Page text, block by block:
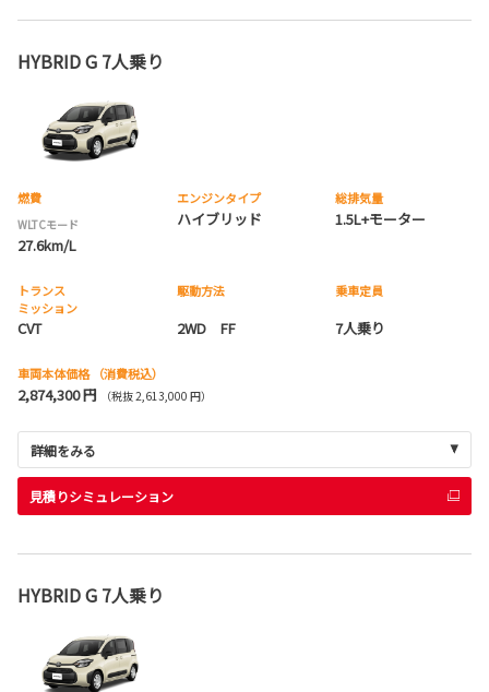
HYBRID G 7人乗り
燃費
WLTCモード
27.6km/L
エンジンタイプ
ハイブリッド
総排気量
1.5L+モーター
トランス
ミッション
CVT
駆動方法
2WD FF
乗車定員
7人乗り
車両本体価格 （消費税込）
2,874,300 円 （税抜 2,613,000 円）
詳細をみる
見積りシミュレーション
HYBRID G 7人乗り